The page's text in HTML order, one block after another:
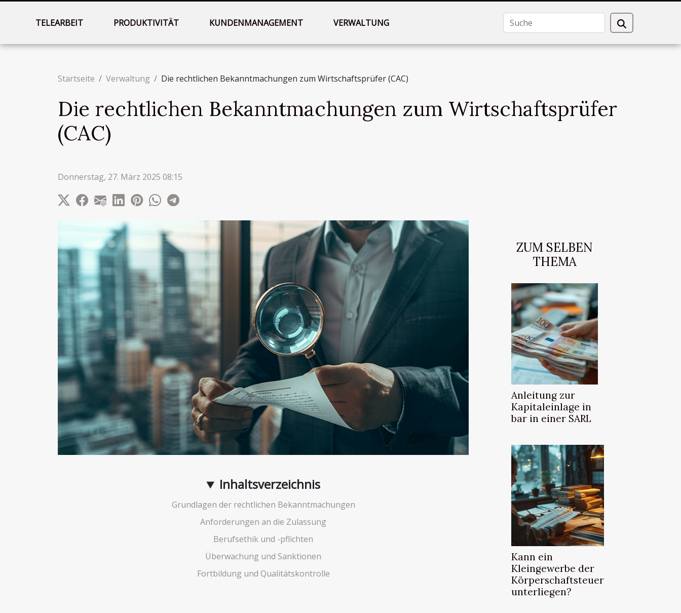
TELEARBEIT PRODUKTIVITÄT KUNDENMANAGEMENT VERWALTUNG
Startseite Verwaltung Die rechtlichen Bekanntmachungen zum Wirtschaftsprüfer (CAC)
Die rechtlichen Bekanntmachungen zum Wirtschaftsprüfer
(CAC)
Donnerstag, 27. März 2025 08:15
Inhaltsverzeichnis
Grundlagen der rechtlichen Bekanntmachungen
Anforderungen an die Zulassung
Berufsethik und -pflichten
Überwachung und Sanktionen
Fortbildung und Qualitätskontrolle
ZUM SELBEN
THEMA
Anleitung zur
Kapitaleinlage in
bar in einer SARL
Kann ein
Kleingewerbe der
Körperschaftsteuer
unterliegen?